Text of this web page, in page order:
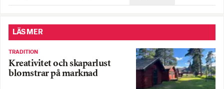
LÄS MER
TRADITION
Kreativitet och skaparlust
blomstrar på marknad